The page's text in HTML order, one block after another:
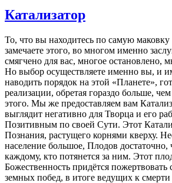
Катализатор
То, что вы находитесь по самую
замечаете этого, во многом именно
смягчено для вас, многое остановлено,
Но выбор осуществляете именно вы, и
наводить порядок на этой «Планете»,
реализации, обретая гораздо больше,
этого. Мы же предоставляем вам
выглядит негативно для Творца и его
Позитивным по своей Сути. Этот
Познания, растущего корнями кверху.
население большое, Плодов достаточно,
каждому, кто потянется за ним. Этот
Божественность придётся
земных побед, в итоге ведущих к смерти